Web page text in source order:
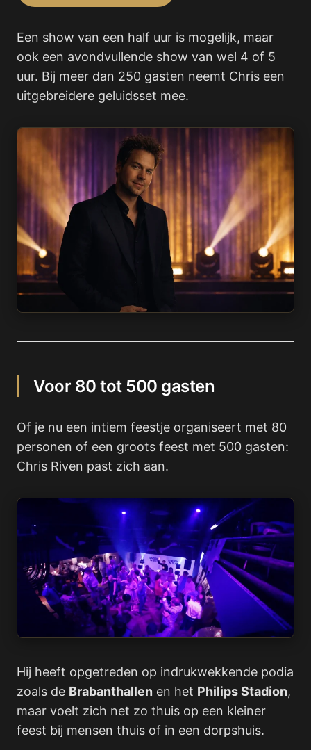
Een show van een half uur is mogelijk, maar
ook een avondvullende show van wel 4 of 5
uur. Bij meer dan 250 gasten neemt Chris een
uitgebreidere geluidsset mee.
Voor 80 tot 500 gasten
Of je nu een intiem feestje organiseert met 80
personen of een groots feest met 500 gasten:
Chris Riven past zich aan.
Hij heeft opgetreden op indrukwekkende podia
zoals de Brabanthallen en het Philips Stadion,
maar voelt zich net zo thuis op een kleiner
feest bij mensen thuis of in een dorpshuis.